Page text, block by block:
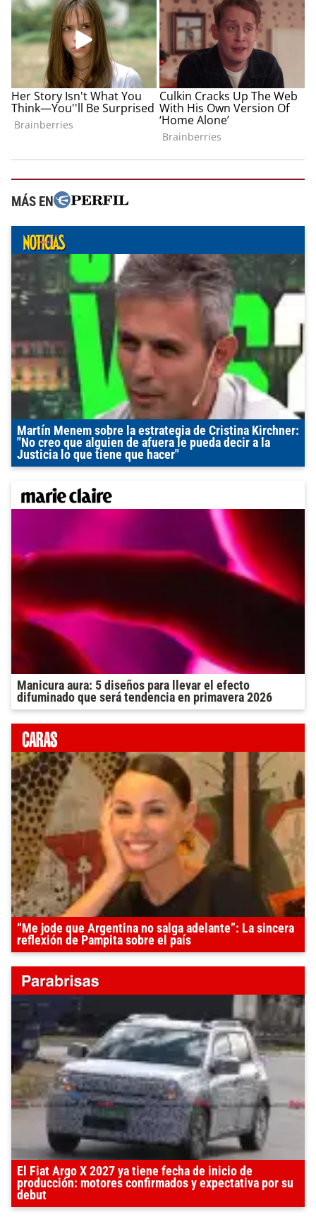
MÁS EN
Martín Menem sobre la estrategia de Cristina Kirchner:
"No creo que alguien de afuera le pueda decir a la
Justicia lo que tiene que hacer"
Manicura aura: 5 diseños para llevar el efecto
difuminado que será tendencia en primavera 2026
“Me jode que Argentina no salga adelante”: La sincera
reflexión de Pampita sobre el país
El Fiat Argo X 2027 ya tiene fecha de inicio de
producción: motores confirmados y expectativa por su
debut